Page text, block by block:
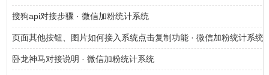
搜狗api对接步骤 · 微信加粉统计系统
页面其他按钮、图片如何接入系统点击复制功能 · 微信加粉统计系统
卧龙神马对接说明 · 微信加粉统计系统